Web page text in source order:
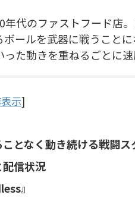
年代のファストフード店
ールを武器に戦うこと
た動きを重ねるごとに
示]
となく動き続ける戦闘ス
信状況
』